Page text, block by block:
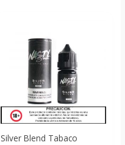
Silver Blend Tabaco